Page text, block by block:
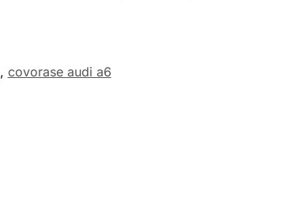
, covorase audi a6